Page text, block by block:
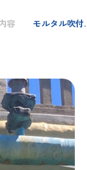
容 モルタル吹付・乾式吹付・ポリマーセメントモルタル吹付